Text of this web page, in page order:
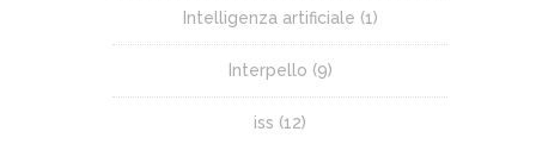
Intelligenza artificiale (1)
Interpello (9)
iss (12)